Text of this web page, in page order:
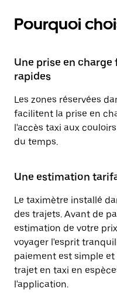
Pourquoi
Une prise en
rapides
Les zones réservées
facilitent la prise en
l'accès taxi aux
du temps.
Une estimation
Le taximètre installé
des trajets. Avant de
estimation de votre
voyager l'esprit
paiement est simple et
trajet en taxi en
l'application.